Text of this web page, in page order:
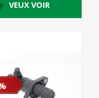
VEUX VOIR